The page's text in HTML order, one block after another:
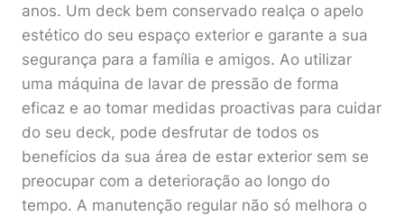
anos. Um deck bem conservado realça o apelo
estético do seu espaço exterior e garante a sua
segurança para a família e amigos. Ao utilizar
uma máquina de lavar de pressão de forma
eficaz e ao tomar medidas proactivas para cuidar
do seu deck, pode desfrutar de todos os
benefícios da sua área de estar exterior sem se
preocupar com a deterioração ao longo do
tempo. A manutenção regular não só melhora o